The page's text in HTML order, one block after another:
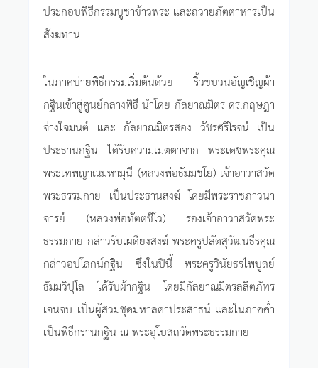
ประกอบพิธีกรรมบูชาข้าวพระ และถวายภัตตาหารเป็น
สังฆทาน
ในภาคบ่ายพิธีกรรมเริ่มต้นด้วย ริ้วขบวนอัญเชิญผ้า
กฐินเข้าสู่ศูนย์กลางพิธี นำโดย กัลยาณมิตร ดร.กฤษฎา
จ่างใจมนต์ และ กัลยาณมิตรสอง วัชรศรีโรจน์ เป็น
ประธานกฐิน ได้รับความเมตตาจาก พระเดชพระคุณ
พระเทพญาณมหามุนี (หลวงพ่อธัมมชโย) เจ้าอาวาสวัด
พระธรรมกาย เป็นประธานสงฆ์ โดยมีพระราชภาวนา
จารย์ (หลวงพ่อทัตตชีโว) รองเจ้าอาวาสวัดพระ
ธรรมกาย กล่าวรับเผดียงสงฆ์ พระครูปลัดสุวัฒนธีรคุณ
กล่าวอปโลกน์กฐิน ซึ่งในปีนี้ พระครูวินัยธรไพบูลย์
ธัมมวิปุโล ได้รับผ้ากฐิน โดยมีกัลยาณมิตรลลิตภัทร
เจนจบ เป็นผู้สวมชุดมหาลดาประสาธน์ และในภาคค่ำ
เป็นพิธีกรานกฐิน ณ พระอุโบสถวัดพระธรรมกาย